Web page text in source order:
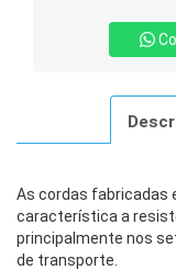
As cordas fabricadas
característica a
principalmente nos
de transporte.